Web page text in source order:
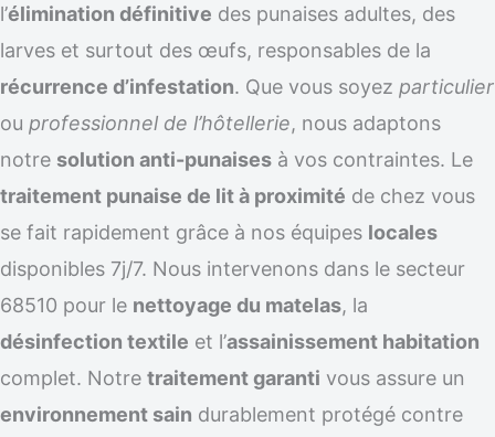
l’élimination définitive des punaises adultes, des
larves et surtout des œufs, responsables de la
récurrence d’infestation. Que vous soyez particulier
ou professionnel de l’hôtellerie, nous adaptons
notre solution anti-punaises à vos contraintes. Le
traitement punaise de lit à proximité de chez vous
se fait rapidement grâce à nos équipes locales
disponibles 7j/7. Nous intervenons dans le secteur
68510 pour le nettoyage du matelas, la
désinfection textile et l’assainissement habitation
complet. Notre traitement garanti vous assure un
environnement sain durablement protégé contre